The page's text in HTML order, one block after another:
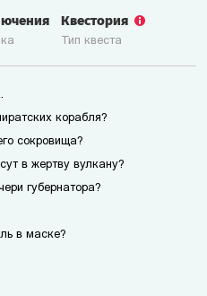
Тип квеста
Квестория
корабля?
сокровища?
в жертву вулкану?
губернатора?
в маске?